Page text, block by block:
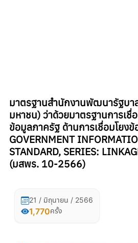
มาตรฐานสํานักงานพัฒนารัฐบา
มหาชน) ว่าด้วยมาตรฐานการเชื่
ข้อมูลภาครัฐ ด้านการเชื่อมโยง
GOVERNMENT
STANDARD, SERIES:
(มสพร. 10-2566)
21 / มิถุนายน / 2566
1,770ครั้ง